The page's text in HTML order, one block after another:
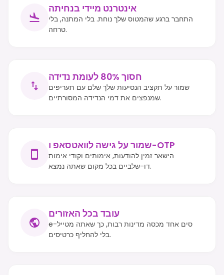
אינטרנט מיידי בנחיתה
התחבר ברגע שהמטוס שלך נוחת. בלי המתנה, בלי
טרחה.
חסוך 80% לעומת נדידה
שמור על תקציב הנסיעות שלך שלם עם תעריפים
שמנפצים את דמי הנדידה המסורתיים.
שמור על גישה לוואטסאפ ו-OTP
הישאר זמין להודעות, אימותים וקודי אימות
דו-שלביים בכל מקום שאתה נמצא.
עובד בכל האזורים
e-סים אחד מכסה מדינות רבות, כך שאתה מטייל
בלי להחליף כרטיסים.